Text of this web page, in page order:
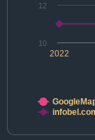
2022
10
12